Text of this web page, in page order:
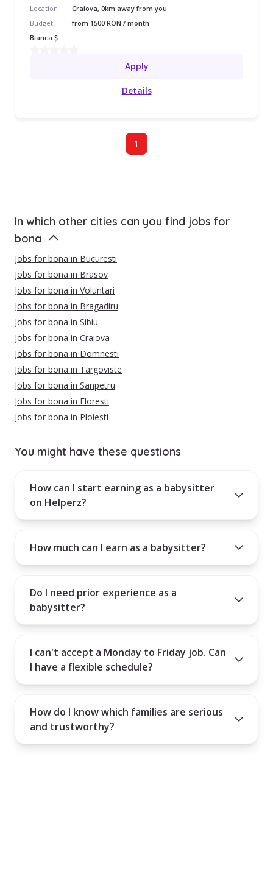
Location
Craiova, 0km away from you
Budget
from 1500 RON / month
Bianca Ș
Apply
Details
1
In which other cities can you find jobs for
bona
Jobs for bona in Bucuresti
Jobs for bona in Brasov
Jobs for bona in Voluntari
Jobs for bona in Bragadiru
Jobs for bona in Sibiu
Jobs for bona in Craiova
Jobs for bona in Domnesti
Jobs for bona in Targoviste
Jobs for bona in Sanpetru
Jobs for bona in Floresti
Jobs for bona in Ploiesti
You might have these questions
How can I start earning as a babysitter
on Helperz?
How much can I earn as a babysitter?
Do I need prior experience as a
babysitter?
I can't accept a Monday to Friday job. Can
I have a flexible schedule?
How do I know which families are serious
and trustworthy?